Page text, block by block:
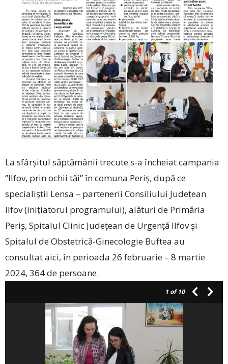
La sfârșitul săptămânii trecute s-a încheiat campania
”Ilfov, prin ochii tăi” în comuna Periș, după ce
specialiștii Lensa – partenerii Consiliului Județean
Ilfov (inițiatorul programului), alături de Primăria
Periș, Spitalul Clinic Județean de Urgență Ilfov și
Spitalul de Obstetrică-Ginecologie Buftea au
consultat aici, în perioada 26 februarie – 8 martie
2024, 364 de persoane.
1 of 10